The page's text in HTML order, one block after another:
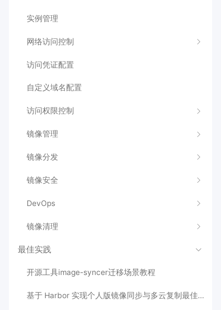
实例管理
网络访问控制
访问凭证配置
自定义域名配置
访问权限控制
镜像管理
镜像分发
镜像安全
DevOps
镜像清理
最佳实践
开源工具image-syncer迁移场景教程
基于 Harbor 实现个人版镜像同步与多云复制最佳实践